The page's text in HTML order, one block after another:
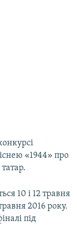
«1944» про
10 і 12 травня
2016 року.
під